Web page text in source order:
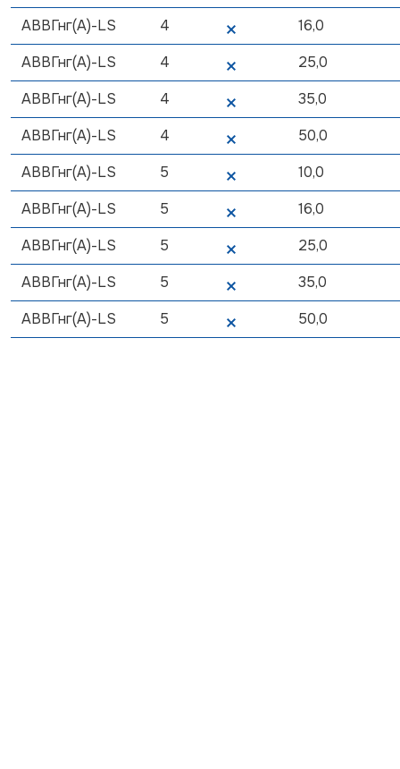
АВВГнг(А)-LS
4
16,0
АВВГнг(А)-LS
4
25,0
АВВГнг(А)-LS
4
35,0
АВВГнг(А)-LS
4
50,0
АВВГнг(А)-LS
5
10,0
АВВГнг(А)-LS
5
16,0
АВВГнг(А)-LS
5
25,0
АВВГнг(А)-LS
5
35,0
АВВГнг(А)-LS
5 50,0